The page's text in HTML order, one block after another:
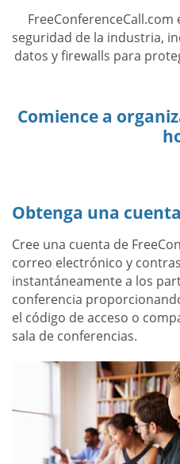
seguridad de la industria,
datos y firewalls para
Comience a
Obtenga una
Cree una cuenta de
correo electrónico y
instantáneamente a los
conferencia
el código de acceso o
sala de conferencias.